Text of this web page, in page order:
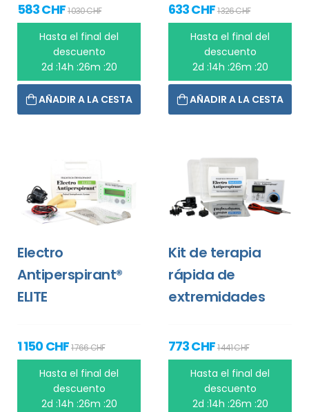
583 CHF1 030 CHF
Hasta el final del
descuento
2d :14h :26m :20
AÑADIR A LA CESTA
633 CHF1 326 CHF
Hasta el final del
descuento
2d :14h :26m :20
AÑADIR A LA CESTA
Electro
Antiperspirant®
ELITE
1 150 CHF1 766 CHF
Hasta el final del
descuento
2d :14h :26m :20
Kit de terapia
rápida de
extremidades
773 CHF1 441 CHF
Hasta el final del
descuento
2d :14h :26m :20